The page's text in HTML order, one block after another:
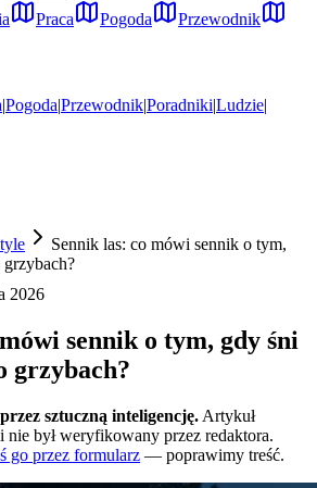
Praca Pogoda
Przewodnik
|Pogoda|Przewodnik|Poradniki|Ludzie|
Sennik las: co mówi sennik o tym,
grzybach?
2026
sennik o tym, gdy śni
grzybach?
sztuczną inteligencję. Artykuł
nie był weryfikowany przez redaktora.
go przez formularz — poprawimy treść.